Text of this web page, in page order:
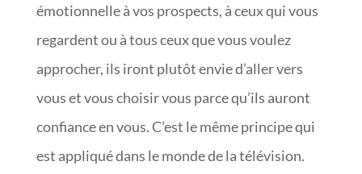
émotionnelle à vos prospects, à ceux qui vous
regardent ou à tous ceux que vous voulez
approcher, ils iront plutôt envie d’aller vers
vous et vous choisir vous parce qu’ils auront
confiance en vous. C’est le même principe qui
est appliqué dans le monde de la télévision.